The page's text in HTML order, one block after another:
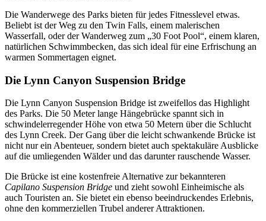
Die Wanderwege des Parks bieten für jedes Fitnesslevel etwas.
Beliebt ist der Weg zu den Twin Falls, einem malerischen
Wasserfall, oder der Wanderweg zum „30 Foot Pool“, einem klaren,
natürlichen Schwimmbecken, das sich ideal für eine Erfrischung an
warmen Sommertagen eignet.
Die Lynn Canyon Suspension Bridge
Die Lynn Canyon Suspension Bridge ist zweifellos das Highlight
des Parks. Die 50 Meter lange Hängebrücke spannt sich in
schwindelerregender Höhe von etwa 50 Metern über die Schlucht
des Lynn Creek. Der Gang über die leicht schwankende Brücke ist
nicht nur ein Abenteuer, sondern bietet auch spektakuläre Ausblicke
auf die umliegenden Wälder und das darunter rauschende Wasser.
Die Brücke ist eine kostenfreie Alternative zur bekannteren
Capilano Suspension Bridge und zieht sowohl Einheimische als
auch Touristen an. Sie bietet ein ebenso beeindruckendes Erlebnis,
ohne den kommerziellen Trubel anderer Attraktionen.